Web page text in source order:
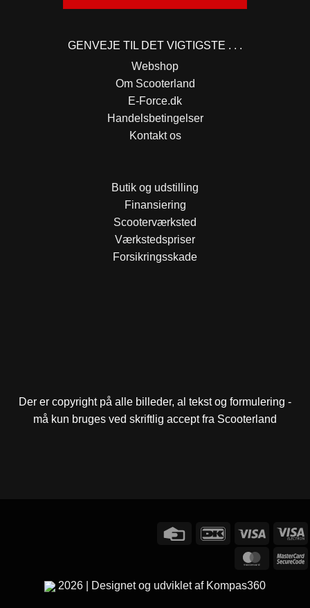
GENVEJE TIL DET VIGTIGSTE . . .
Webshop
Om Scooterland
E-Force.dk
Handelsbetingelser
Kontakt os
Butik og udstilling
Finansiering
Scooterværksted
Værkstedspriser
Forsikringsskade
Der er copyright på alle billeder, al tekst og formulering -
må kun bruges ved skriftlig accept fra Scooterland
2026 | Designet og udviklet af Kompas360
Credit
DanKort Visa